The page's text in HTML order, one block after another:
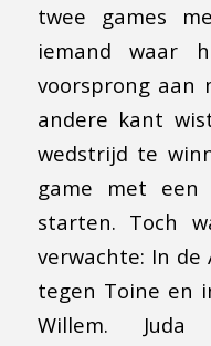
twee games
iemand waar
voorsprong aan
andere kant
wedstrijd te
game met een
starten. Toch
verwachte: In de
tegen Toine en
Willem.